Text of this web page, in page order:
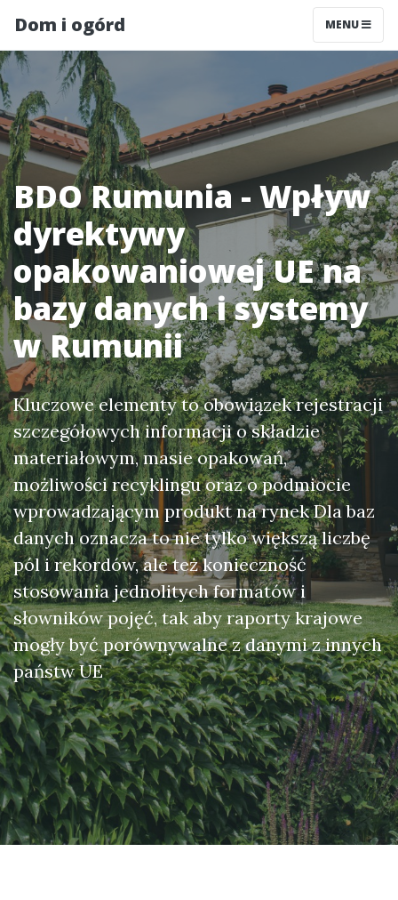
Dom i ogórd MENU
BDO Rumunia - Wpływ
dyrektywy
opakowaniowej UE na
bazy danych i systemy
w Rumunii
Kluczowe elementy to obowiązek rejestracji
szczegółowych informacji o składzie
materiałowym, masie opakowań,
możliwości recyklingu oraz o podmiocie
wprowadzającym produkt na rynek Dla baz
danych oznacza to nie tylko większą liczbę
pól i rekordów, ale też konieczność
stosowania jednolitych formatów i
słowników pojęć, tak aby raporty krajowe
mogły być porównywalne z danymi z innych
państw UE